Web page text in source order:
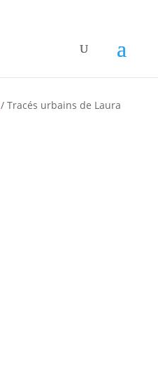
/ Tracés urbains de Laura